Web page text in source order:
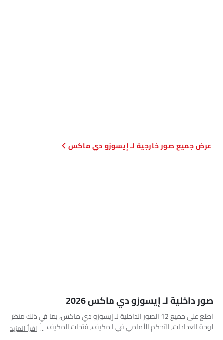
صور خارجية لـ إيسوزو دي ماكس
صور داخلية لـ إيسوزو دي ماكس 2026
اطلع على جميع 12 الصور الداخلية لـ إيسوزو دي ماكس، بما في ذلك منظر
لوحة العدادات, التحكم الأمامي في المكيف, فتحات المكيف الأمامية,
اقرأ المزيد